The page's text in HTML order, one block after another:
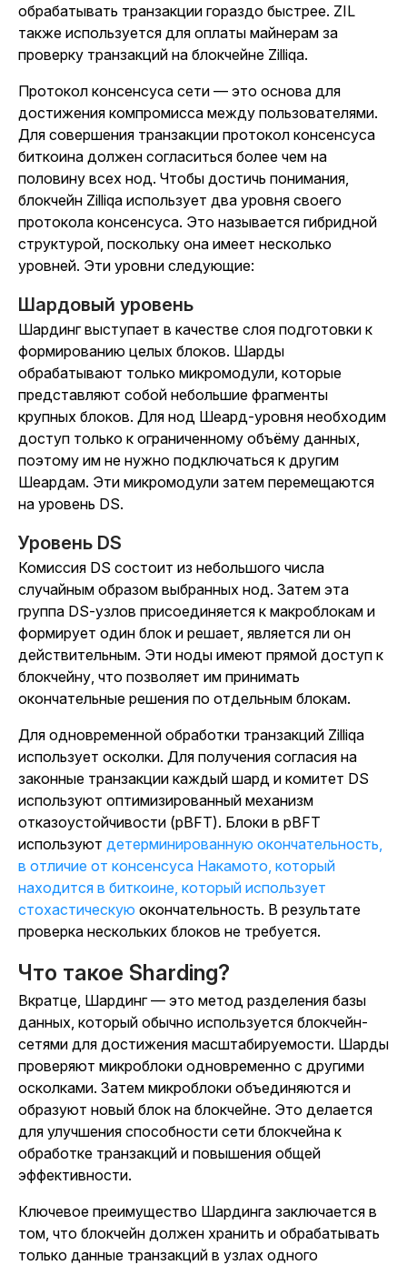
обрабатывать транзакции гораздо быстрее. ZIL
также используется для оплаты майнерам за
проверку транзакций на блокчейне Zilliqa.
Протокол консенсуса сети — это основа для
достижения компромисса между пользователями.
Для совершения транзакции протокол консенсуса
биткоина должен согласиться более чем на
половину всех нод. Чтобы достичь понимания,
блокчейн Zilliqa использует два уровня своего
протокола консенсуса. Это называется гибридной
структурой, поскольку она имеет несколько
уровней. Эти уровни следующие:
Шардовый уровень
Шардинг выступает в качестве слоя подготовки к
формированию целых блоков. Шарды
обрабатывают только микромодули, которые
представляют собой небольшие фрагменты
крупных блоков. Для нод Шеард-уровня необходим
доступ только к ограниченному объёму данных,
поэтому им не нужно подключаться к другим
Шеардам. Эти микромодули затем перемещаются
на уровень DS.
Уровень DS
Комиссия DS состоит из небольшого числа
случайным образом выбранных нод. Затем эта
группа DS-узлов присоединяется к макроблокам и
формирует один блок и решает, является ли он
действительным. Эти ноды имеют прямой доступ к
блокчейну, что позволяет им принимать
окончательные решения по отдельным блокам.
Для одновременной обработки транзакций Zilliqa
использует осколки. Для получения согласия на
законные транзакции каждый шард и комитет DS
используют оптимизированный механизм
отказоустойчивости (pBFT). Блоки в pBFT
используют детерминированную окончательность,
в отличие от консенсуса Накамото, который
находится в биткоине, который использует
стохастическую окончательность. В результате
проверка нескольких блоков не требуется.
Что такое Sharding?
Вкратце, Шардинг — это метод разделения базы
данных, который обычно используется блокчейн-
сетями для достижения масштабируемости. Шарды
проверяют микроблоки одновременно с другими
осколками. Затем микроблоки объединяются и
образуют новый блок на блокчейне. Это делается
для улучшения способности сети блокчейна к
обработке транзакций и повышения общей
эффективности.
Ключевое преимущество Шардинга заключается в
том, что блокчейн должен хранить и обрабатывать
только данные транзакций в узлах одного